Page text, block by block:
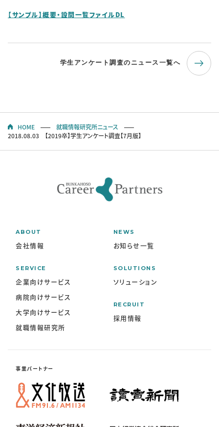
【サンプル】概要・設問一覧ファイルDL
学生アンケート調査のニュース一覧へ
HOME
就職情報研究所ニュース
2018.08.03 【2019卒】学生アンケート調査【7月版】
ABOUT
会社情報
SERVICE
企業向けサービス
病院向けサービス
大学向けサービス
就職情報研究所
NEWS
お知らせ一覧
SOLUTIONS
ソリューション
RECRUIT
採用情報
事業パートナー